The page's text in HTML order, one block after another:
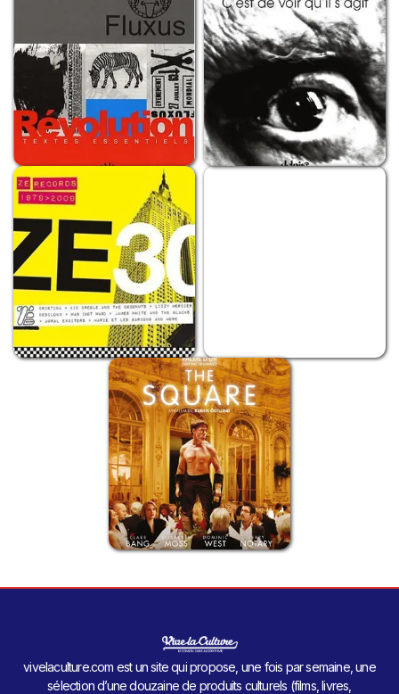
vivelaculture.com est un site qui propose, une fois par semaine, une
sélection d’une douzaine de produits culturels (films, livres,